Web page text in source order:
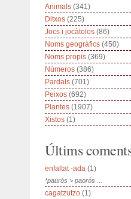
Animals (341)
Ditxos (225)
Jocs i jocàtolos (86)
Noms geogràfics (450)
Noms propis (369)
Números (386)
Pardals (701)
Peixos (692)
Plantes (1907)
Xistos (1)
Últims
enfaltat -ada (1)
*paurós > paorós ...
cagatzutzo (1)